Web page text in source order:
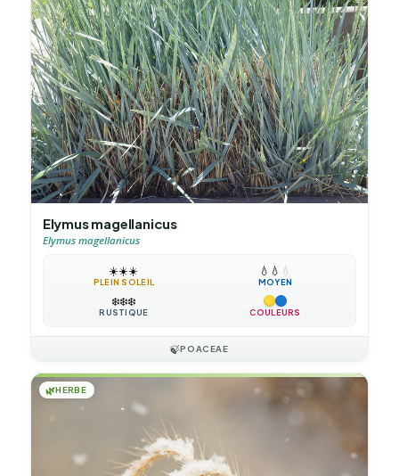
Elymus magellanicus
Elymus magellanicus
☀️☀️☀️
PLEIN SOLEIL
💧 💧 💧
MOYEN
❄️❄️❄️
RUSTIQUE COULEURS
🍃POACEAE
🌿HERBE